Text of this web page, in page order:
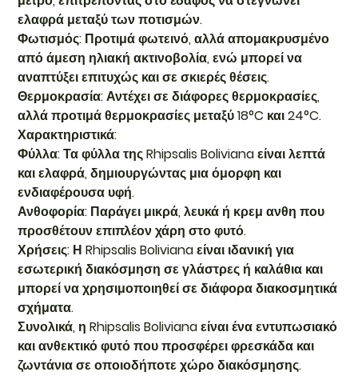
ελαφρά μεταξύ των ποτισμών.
Φωτισμός: Προτιμά φωτεινό, αλλά απομακρυσμένο
από άμεση ηλιακή ακτινοβολία, ενώ μπορεί να
αναπτύξει επιτυχώς και σε σκιερές θέσεις.
Θερμοκρασία: Αντέχει σε διάφορες θερμοκρασίες,
αλλά προτιμά θερμοκρασίες μεταξύ 18°C και 24°C.
Χαρακτηριστικά:
Φύλλα: Τα φύλλα της Rhipsalis Boliviana είναι λεπτά
και ελαφρά, δημιουργώντας μια όμορφη και
ενδιαφέρουσα υφή.
Ανθοφορία: Παράγει μικρά, λευκά ή κρεμ ανθη που
προσθέτουν επιπλέον χάρη στο φυτό.
Χρήσεις: Η Rhipsalis Boliviana είναι ιδανική για
εσωτερική διακόσμηση σε γλάστρες ή καλάθια και
μπορεί να χρησιμοποιηθεί σε διάφορα διακοσμητικά
σχήματα.
Συνολικά, η Rhipsalis Boliviana είναι ένα εντυπωσιακό
και ανθεκτικό φυτό που προσφέρει φρεσκάδα και
ζωντάνια σε οποιοδήποτε χώρο διακόσμησης.